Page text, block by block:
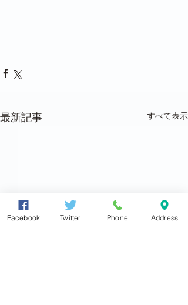
最新記事 すべて表示
Facebook Twitter Phone Address